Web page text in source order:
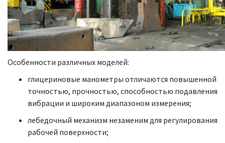
Особенности различных моделей:
глицериновые манометры отличаются повышенной
точностью, прочностью, способностью подавления
вибрации и широким диапазоном измерения;
лебедочный механизм незаменим для регулирования
рабочей поверхности;